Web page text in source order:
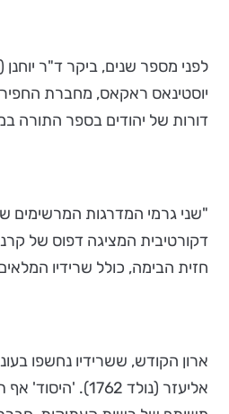
לפני מספר שנים, ביקר ד"ר
יוסטינאס ראקאס, מחברת
דורות של יהודים בספר התורה במשך 300 שנים ברציפות, התברר, למרבה הצער, כי ליבת בית הכנסת נפגעה מאוד
"שני גרמי המדרגות המרשימים
חזית הבימה, כולל שרידיו
אליעזר (נולד